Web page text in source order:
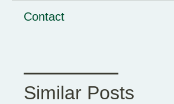
Contact
Similar Posts